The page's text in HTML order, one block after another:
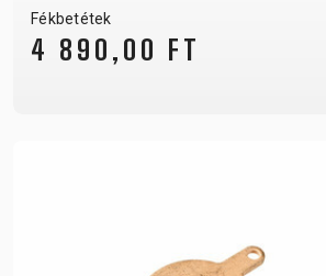
Fékbetétek
4 890,00 FT